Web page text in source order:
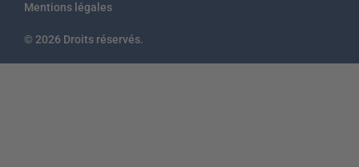
Mentions légales
© 2026 Droits réservés.